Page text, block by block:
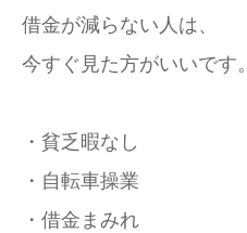
借金が減らない人は、
今すぐ見た方がいいです。
・貧乏暇なし
・自転車操業
・借金まみれ